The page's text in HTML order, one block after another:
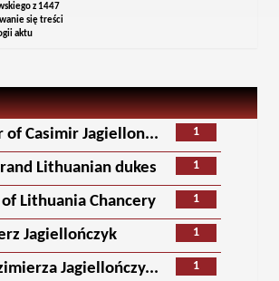
z 1447
się treści
aktu
1
of Casimir Jagiellon...
1
Lithuanian dukes
1
Lithuania Chancery
1
Jagiellończyk
1
Jagiellończy...